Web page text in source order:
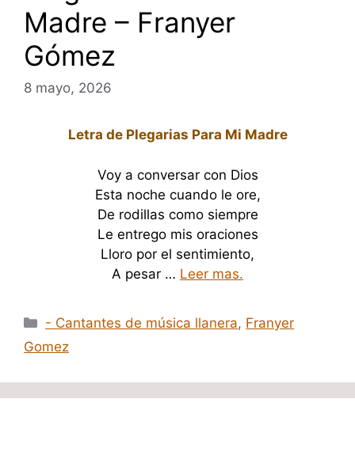
Madre – Franyer
Gómez
8 mayo, 2026
Letra de Plegarias Para Mi Madre
Voy a conversar con Dios
Esta noche cuando le ore,
De rodillas como siempre
Le entrego mis oraciones
Lloro por el sentimiento,
A pesar … Leer mas.
Categorías
- Cantantes de música llanera, Franyer
Gomez